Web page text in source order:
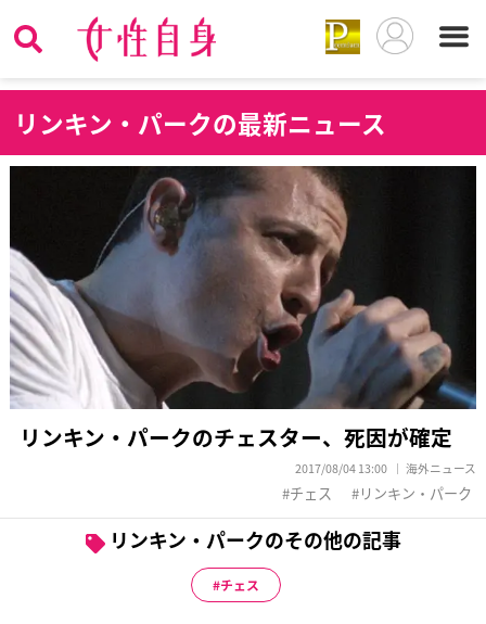
リンキン・パークの最新ニュース
リンキン・パークのチェスター、死因が確定
2017/08/04 13:00 海外ニュース
チェス リンキン・パーク
リンキン・パークのその他の記事
チェス